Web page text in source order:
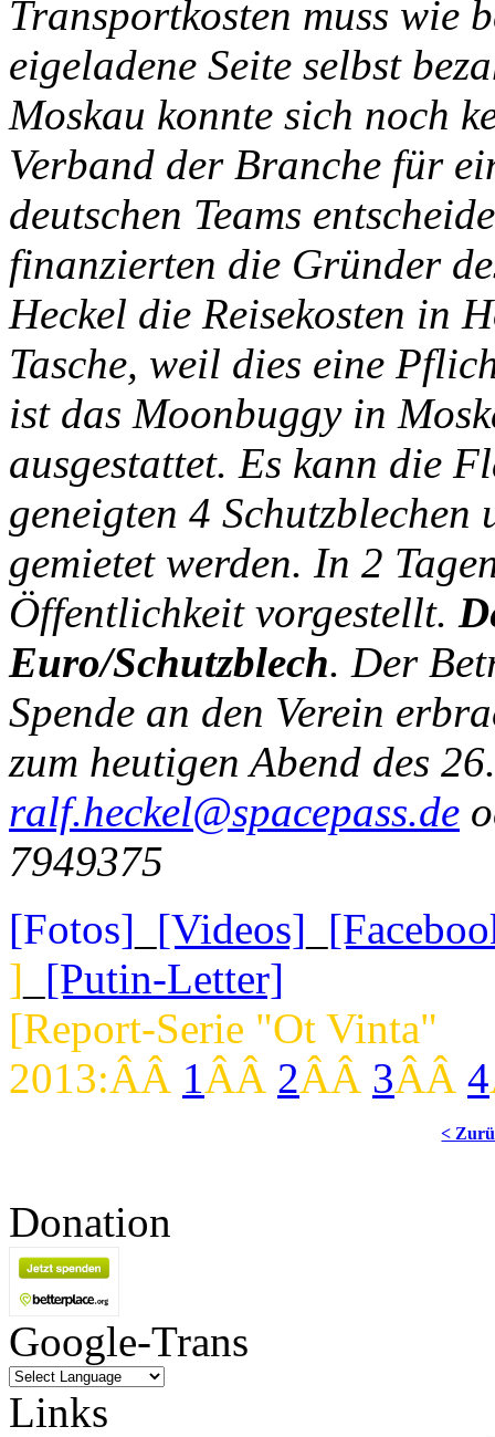
Transportkosten muss wie
eigeladene Seite selbst
Moskau konnte sich noch
Verband der Branche für
deutschen Teams
finanzierten die Gründer
Heckel die Reisekosten in
Tasche, weil dies eine
ist das Moonbuggy in
ausgestattet. Es kann die
geneigten 4 Schutzblechen
gemietet werden. In 2
Öffentlichkeit vorgestellt.
Euro/Schutzblech. Der
Spende an den Verein
zum heutigen Abend des
ralf.heckel@spacepass.de
7949375
[Fotos] [Videos]
] [Putin-Letter]
[Report-Serie "Ot Vinta"
2013:ÂÂ 1ÂÂ 2ÂÂ 3ÂÂ 4
<
Donation
Google-Trans
Links